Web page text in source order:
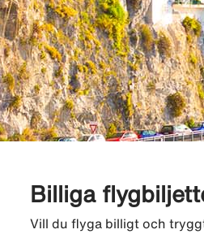
Billiga
Vill du flyga billigt och